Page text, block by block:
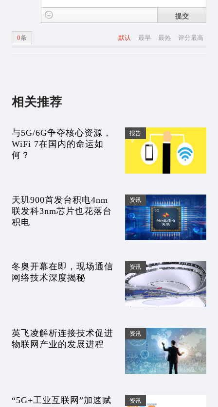
提交
默认 最早 最热 评分最高
0条
相关推荐
与5G/6G争夺核心资源，
WiFi 7在国内的命运如
何？
报告
天玑900首发台积电4nm
联发科3nm芯片也花落台
积电
资讯
冬奥开幕在即，现场通信
网络技术深度揭秘
资讯
英飞凌解析连接技术促进
物联网产业的发展进程
资讯
“5G+工业互联网”加速赋
资讯